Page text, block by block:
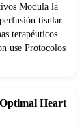
Modula la
tisular
terapéuticos
use Protocolos
Heart